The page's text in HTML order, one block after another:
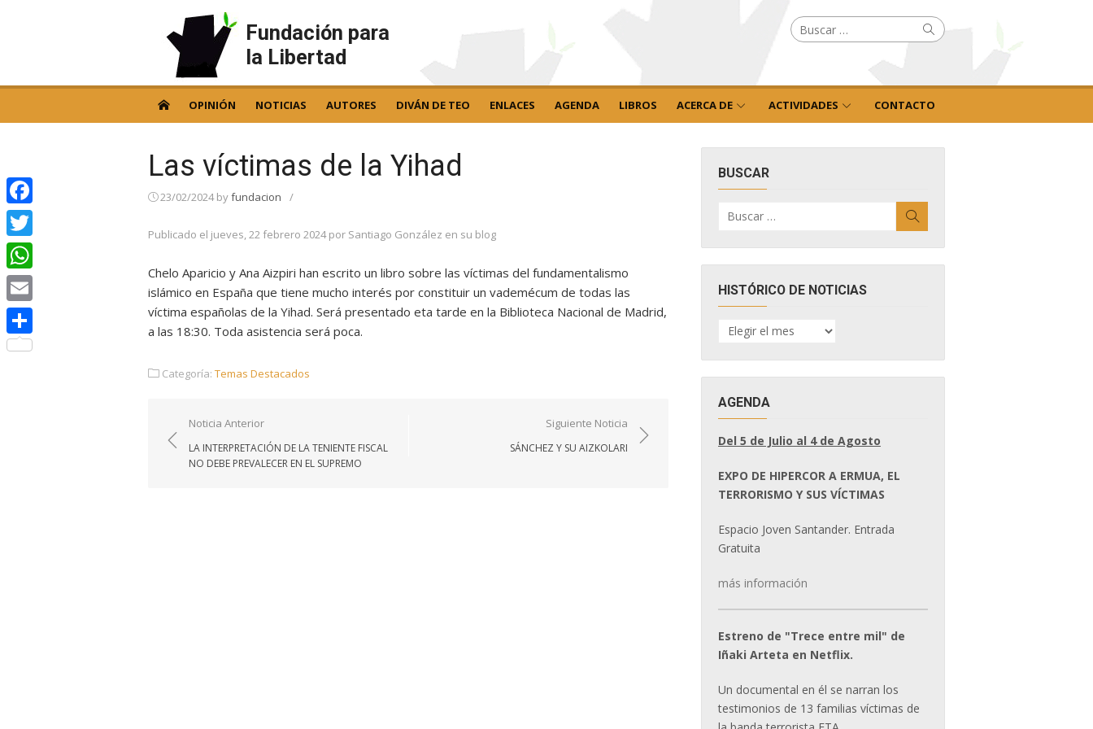
Fundación para
la Libertad
Buscar
por: Buscar
OPINIÓN NOTICIAS AUTORES DIVÁN DE TEO ENLACES AGENDA LIBROS ACERCA DE ACTIVIDADES CONTACTO
Las víctimas de la Yihad
23/02/2024byfundacion /
Publicado el jueves, 22 febrero 2024 por Santiago González en su blog
Chelo Aparicio y Ana Aizpiri han escrito un libro sobre las víctimas del fundamentalismo
islámico en España que tiene mucho interés por constituir un vademécum de todas las
víctima españolas de la Yihad. Será presentado eta tarde en la Biblioteca Nacional de Madrid,
a las 18:30. Toda asistencia será poca.
Categoría: Temas Destacados
Navegación
de
entradas
Noticia Anterior
LA INTERPRETACIÓN DE LA TENIENTE FISCAL
NO DEBE PREVALECER EN EL SUPREMO
Siguiente Noticia
SÁNCHEZ Y SU AIZKOLARI
BUSCAR
por:
HISTÓRICO DE NOTICIAS
HISTÓRICO
DE
AGENDA
Del 5 de Julio al 4 de Agosto
EXPO DE HIPERCOR A ERMUA, EL
TERRORISMO Y SUS VÍCTIMAS
Espacio Joven Santander. Entrada
Gratuita
más información
Estreno de "Trece entre mil" de
Iñaki Arteta en Netflix.
Un documental en él se narran los
testimonios de 13 familias víctimas de
Facebook
Twitter
WhatsApp
Email
Compartir